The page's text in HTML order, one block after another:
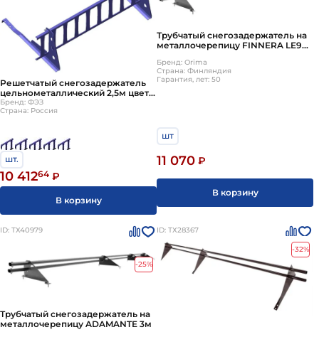
Решетчатый снегозадержатель
цельнометаллический 2,5м цвет
под заказ ТД ФЭЗ комплект: 1
решетка Royal, 4 опоры Royal
Бренд: ФЭЗ
Страна: Россия
шт.
10 41264 ₽
В корзину
Трубчатый снегозадержатель на
металлочерепицу FINNERA LE9
Бренд: Orima
Страна: Финляндия
Гарантия, лет: 50
шт
11 070 ₽
В корзину
ID: ТХ40979
-25%
Трубчатый снегозадержатель на
металлочерепицу ADAMANTE 3м
ID: ТХ28367
-32%